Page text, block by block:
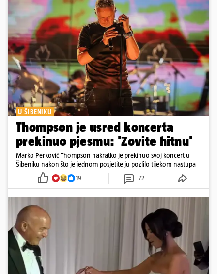
U ŠIBENIKU
Thompson je usred koncerta
prekinuo pjesmu: 'Zovite hitnu'
Marko Perković Thompson nakratko je prekinuo svoj koncert u
Šibeniku nakon što je jednom posjetitelju pozlilo tijekom nastupa
19 72